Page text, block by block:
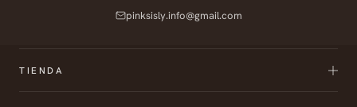
pinksisly.info@gmail.com
TIENDA